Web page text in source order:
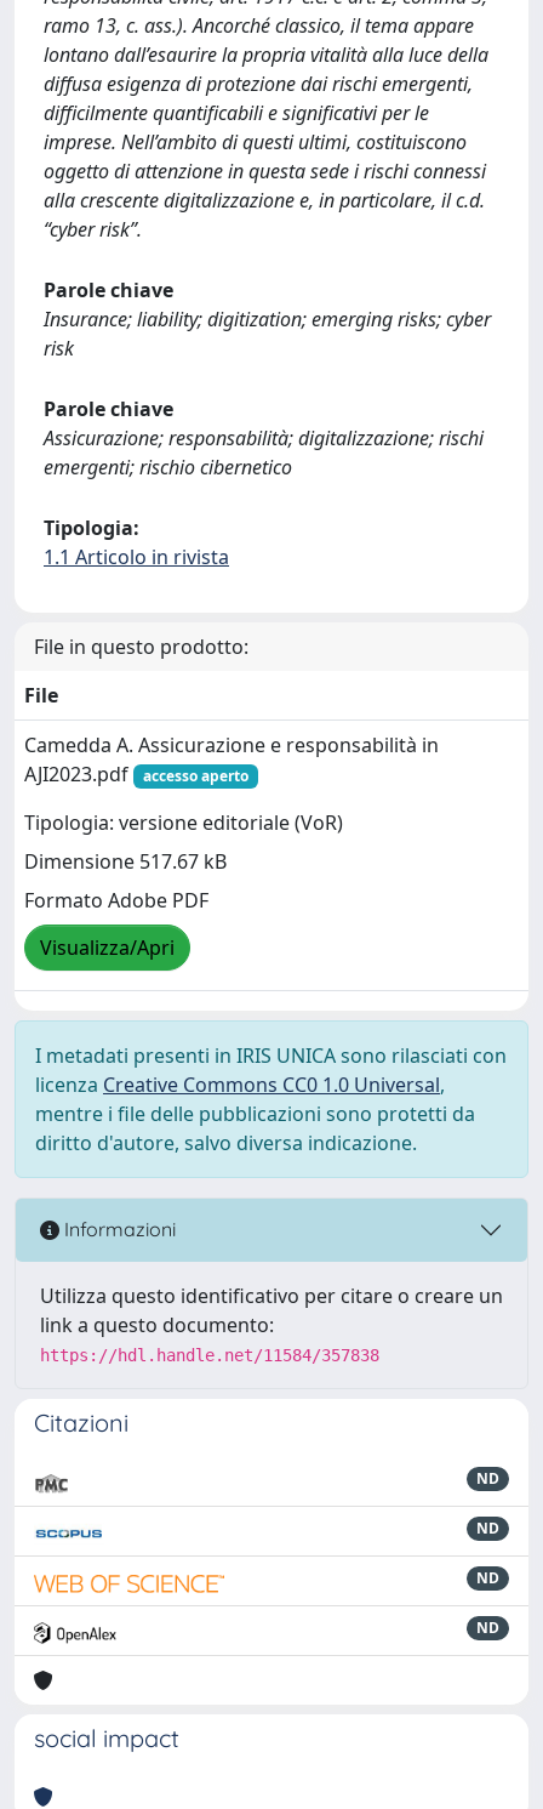
ramo 13, c. ass.). Ancorché classico, il tema appare
lontano dall’esaurire la propria vitalità alla luce della
diffusa esigenza di protezione dai rischi emergenti,
difficilmente quantificabili e significativi per le
imprese. Nell’ambito di questi ultimi, costituiscono
oggetto di attenzione in questa sede i rischi connessi
alla crescente digitalizzazione e, in particolare, il c.d.
“cyber risk”.
Parole chiave
Insurance; liability; digitization; emerging risks; cyber
risk
Parole chiave
Assicurazione; responsabilità; digitalizzazione; rischi
emergenti; rischio cibernetico
Tipologia:
1.1 Articolo in rivista
File in questo prodotto:
File
Camedda A. Assicurazione e responsabilità in
AJI2023.pdf
accesso aperto
Tipologia: versione editoriale (VoR)
Dimensione 517.67 kB
Formato Adobe PDF
Visualizza/Apri
I metadati presenti in IRIS UNICA sono rilasciati con
licenza Creative Commons CC0 1.0 Universal,
mentre i file delle pubblicazioni sono protetti da
diritto d'autore, salvo diversa indicazione.
Informazioni
Utilizza questo identificativo per citare o creare un
link a questo documento:
https://hdl.handle.net/11584/357838
Citazioni
ND
ND
ND
ND
social impact